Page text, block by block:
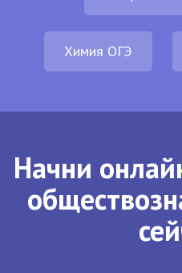
Химия ОГЭ
Начни